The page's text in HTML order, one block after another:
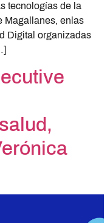
tecnologías de la
Magallanes, enlas
Digital organizadas